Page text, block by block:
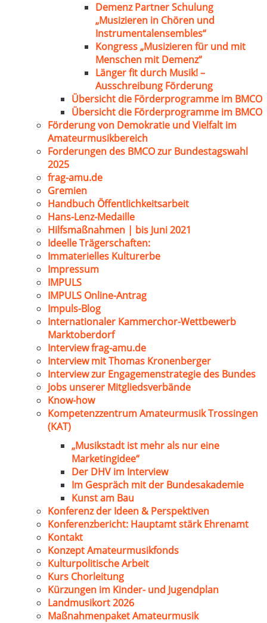
Demenz Partner Schulung
„Musizieren in Chören und
Instrumentalensembles“
Kongress „Musizieren für und mit
Menschen mit Demenz“
Länger fit durch Musik! –
Ausschreibung Förderung
Übersicht die Förderprogramme im BMCO
Übersicht die Förderprogramme im BMCO
Förderung von Demokratie und Vielfalt im
Amateurmusikbereich
Forderungen des BMCO zur Bundestagswahl
2025
frag-amu.de
Gremien
Handbuch Öffentlichkeitsarbeit
Hans-Lenz-Medaille
Hilfsmaßnahmen | bis Juni 2021
Ideelle Trägerschaften:
Immaterielles Kulturerbe
Impressum
IMPULS
IMPULS Online-Antrag
Impuls-Blog
Internationaler Kammerchor-Wettbewerb
Marktoberdorf
Interview frag-amu.de
Interview mit Thomas Kronenberger
Interview zur Engagemenstrategie des Bundes
Jobs unserer Mitgliedsverbände
Know-how
Kompetenzzentrum Amateurmusik Trossingen
(KAT)
„Musikstadt ist mehr als nur eine
Marketingidee“
Der DHV im Interview
Im Gespräch mit der Bundesakademie
Kunst am Bau
Konferenz der Ideen & Perspektiven
Konferenzbericht: Hauptamt stärk Ehrenamt
Kontakt
Konzept Amateurmusikfonds
Kulturpolitische Arbeit
Kurs Chorleitung
Kürzungen im Kinder- und Jugendplan
Landmusikort 2026
Maßnahmenpaket Amateurmusik